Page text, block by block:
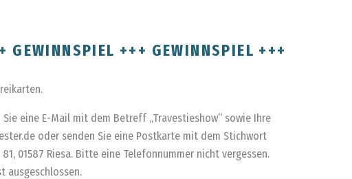
GEWINNSPIEL +++ GEWINNSPIEL +++
Sie eine E-Mail mit dem Betreff „Travestieshow“ sowie Ihre
oder senden Sie eine Postkarte mit dem Stichwort
01587 Riesa. Bitte eine Telefonnummer nicht vergessen.
ausgeschlossen.